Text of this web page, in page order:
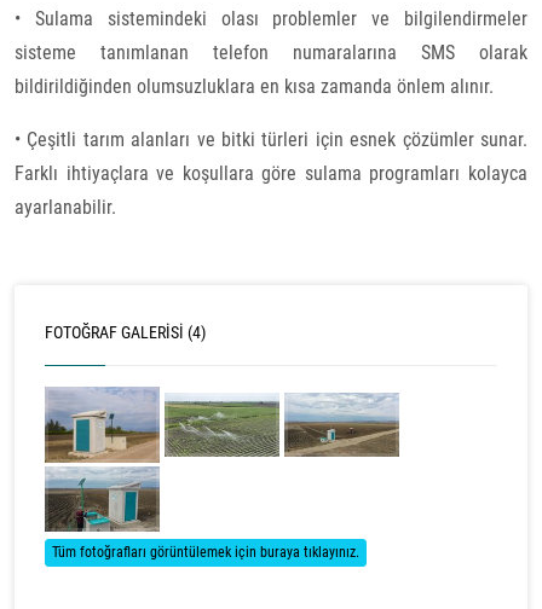
• Sulama sistemindeki olası problemler ve bilgilendirmeler
sisteme tanımlanan telefon numaralarına SMS olarak
bildirildiğinden olumsuzluklara en kısa zamanda önlem alınır.
• Çeşitli tarım alanları ve bitki türleri için esnek çözümler sunar.
Farklı ihtiyaçlara ve koşullara göre sulama programları kolayca
ayarlanabilir.
FOTOĞRAF GALERISI (4)
Tüm fotoğrafları görüntülemek için buraya tıklayınız.